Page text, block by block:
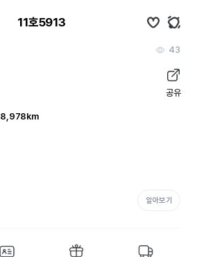
11호5913
43
공유
8,978km
알아보기